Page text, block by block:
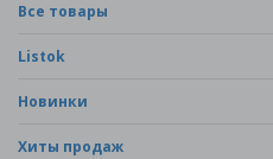
Все товары
Listok
Новинки
Хиты продаж